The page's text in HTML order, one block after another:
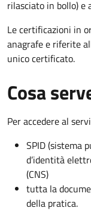
rilasciato in bollo) e
Le certificazioni in
anagrafe e riferite
unico certificato.
Cosa
Per accedere al
SPID (sistema
d’identità
(CNS)
tutta la
della pratica.